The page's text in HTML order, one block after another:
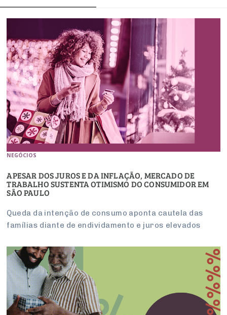
NEGÓCIOS
APESAR DOS JUROS E DA INFLAÇÃO, MERCADO DE
TRABALHO SUSTENTA OTIMISMO DO CONSUMIDOR EM
SÃO PAULO
Queda da intenção de consumo aponta cautela das
famílias diante de endividamento e juros elevados